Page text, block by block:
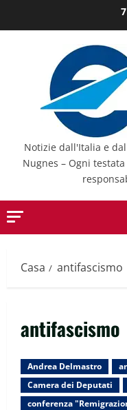
al
Notizie dall'Italia e
Nugnes – Ogni
Casa antifascismo
antifascismo
Andrea Delmastro
Camera dei Deputati
conferenza